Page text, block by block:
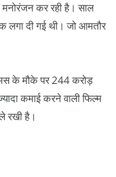
मनोरंजन कर रही है। साल
लगा दी गई थी। जो आमतौर
के मौके पर 244 करोड़
कमाई करने वाली फिल्म
रखी है।